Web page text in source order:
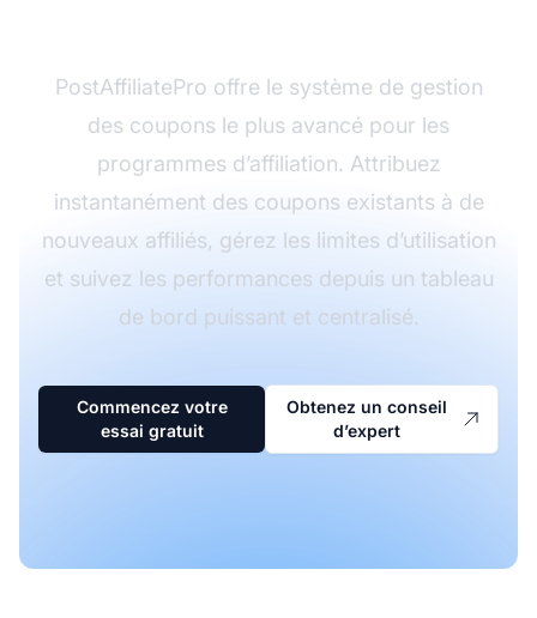
PostAffiliatePro offre le système de gestion
des coupons le plus avancé pour les
programmes d’affiliation. Attribuez
instantanément des coupons existants à de
nouveaux affiliés, gérez les limites d’utilisation
et suivez les performances depuis un tableau
de bord puissant et centralisé.
Commencez votre
essai gratuit
Obtenez un conseil
d’expert